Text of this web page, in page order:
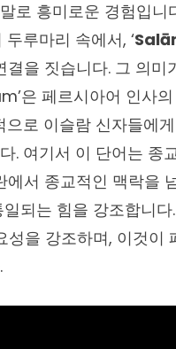
로 흥미로운 경험입니
루마리 속에서, ‘
을 짓습니다. 그 의미
은 페르시아어 인사
로 이슬람 신자들에
. 여기서 이 단어는 종
서 종교적인 맥락을
되는 힘을 강조합니
을 강조하며, 이것이